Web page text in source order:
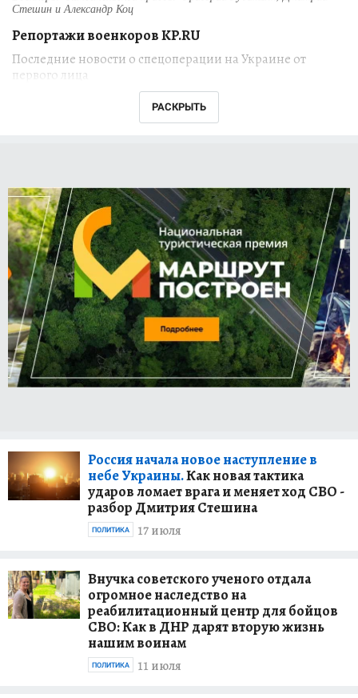
Репортажи военкоров KP.RU
Последние новости о спецоперации на Украине от
первого лица
РАСКРЫТЬ
Стешин и Александр Коц
Григорий Кубатьяннаходятся на передовой
российской специальной военной операции
на Украине. Их свежие репортажи из
наиболее горячих точек ежедневно
публикуются на сайте KP.RU.
Что происходит в зоне боевых действий? Как
обстоят дела в тылу? Как проходит
восстановление Мариуполя и других городов,
пострадавших от обстрелов украинских
националистов? Что говорят жители ДНР,
ЛНР, Запорожья и Херсона? На эти и другие
Александр Коц, Дмитрий Стешин, Григорий
Кубатьян в своих репортажах всегда готовы
поделиться с читателями интересными
деталями, своими наблюдениями и
оперативно взять комментарии у
действий и мирных жителей, ставших
очевидцами тех или иных событий.
Материалы наших журналистов в
видеоформате смотрите на нашем YouTube-
"Репортажи военкоров "Комсомольской
Россия начала новое наступление в
небе Украины.Как новая тактика
ударов ломает врага и меняет ход СВО -
разбор Дмитрия Стешина
17 июля
ПОЛИТИКА
Внучка советского ученого отдала
огромное наследство на
реабилитационный центр для бойцов
СВО: Как в ДНР дарят вторую жизнь
нашим воинам
11 июля
ПОЛИТИКА